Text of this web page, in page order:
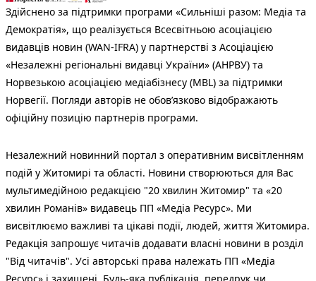
Здійснено за підтримки програми «Сильніші разом: Медіа та
Демократія», що реалізується Всесвітньою асоціацією
видавців новин (WAN-IFRA) у партнерстві з Асоціацією
«Незалежні регіональні видавці України» (АНРВУ) та
Норвезькою асоціацією медіабізнесу (MBL) за підтримки
Норвегії. Погляди авторів не обов’язково відображають
офіційну позицію партнерів програми.
Незалежний новинний портал з оперативним висвітленням
подій у Житомирі та області. Новини створюються для Вас
мультимедійною редакцією "20 хвилин Житомир" та «20
хвилин Романів» видавець ПП «Медіа Ресурс». Ми
висвітлюємо важливі та цікаві події, людей, життя Житомира.
Редакція запрошує читачів додавати власні новини в розділ
"Від читачів". Усі авторські права належать ПП «Медіа